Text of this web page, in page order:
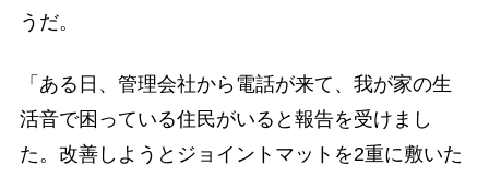
うだ。
「ある日、管理会社から電話が来て、我が家の生
活音で困っている住民がいると報告を受けまし
た。改善しようとジョイントマットを2重に敷いた